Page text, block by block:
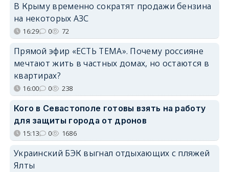
В Крыму временно сократят продажи бензина
на некоторых АЗС
16:29 0 72
Прямой эфир «ЕСТЬ ТЕМА». Почему россияне
мечтают жить в частных домах, но остаются в
квартирах?
16:00 0 238
Кого в Севастополе готовы взять на работу
для защиты города от дронов
15:13 0 1686
Украинский БЭК выгнал отдыхающих с пляжей
Ялты